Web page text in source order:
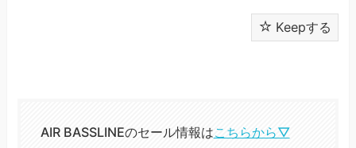
Keepする
AIR BASSLINEのセール情報はこちらから▽